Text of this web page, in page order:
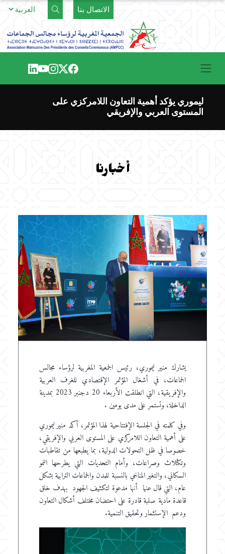
الاتصال بنا
ليموري يؤكد أهمية التعاون اللامركزي على
المستوى العربي والإفريقي
أخبارنا
يشارك منير ليموري، رئيس الجمعية المغربية لرؤساء مجالس
الجماعات، في أشغال المؤتمر الإقتصادي للغرف العربية
والإفريقية، التي انطلقت الأربعاء 20 دجنبر 2023 بمدينة
الداخلة، وتستمر على مدى يومين .
وفي كلمته في الجلسة الإفتتاحية لهذا المؤتمر، أكد منير ليموري
على أهمية التعاون اللامركزي على المستوى العربي والإفريقي،
خصوصا في ظل التحولات الدولية، بما يطبعها من تقاطبات
وتكثلاث وصراعات، وأمام التحديات التي يطرحها النمو
السكاني، والتغير المناخي بالنسبة للمدن والجماعات الترابية بشكل
عام، التي قال عنها أنها مدعوة لتكثيف الجهود بهدف خلق
قاعدة مادية صلبة قادرة على احتضان مختلف أشكال التعاون
ودعم الإستثمار وتحقيق التنمية.